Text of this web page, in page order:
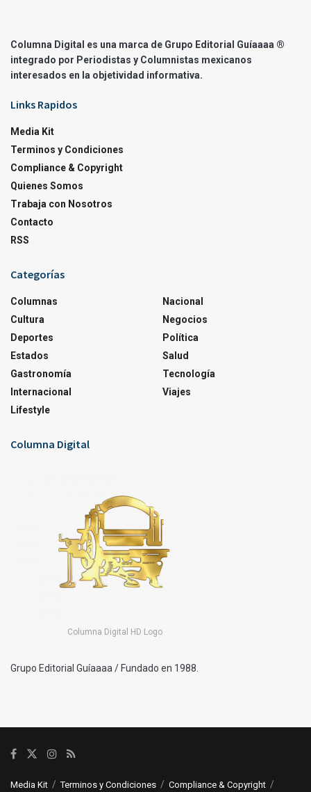
Columna Digital es una marca de Grupo Editorial Guíaaaa ®
integrado por Periodistas y Columnistas mexicanos
interesados en la objetividad informativa.
Links Rapidos
Media Kit
Terminos y Condiciones
Compliance & Copyright
Quienes Somos
Trabaja con Nosotros
Contacto
RSS
Categorías
Columnas
Cultura
Deportes
Estados
Gastronomía
Internacional
Lifestyle
Nacional
Negocios
Política
Salud
Tecnología
Viajes
Columna Digital
Columna Digital HD Logo
Grupo Editorial Guíaaaa / Fundado en 1988.
Media Kit Terminos y Condiciones Compliance & Copyright